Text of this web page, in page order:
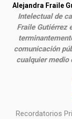
Alejandra Fraile
Intelectual de
Fraile Gutiérrez
comunicación
cualquier medio
Recordatorios